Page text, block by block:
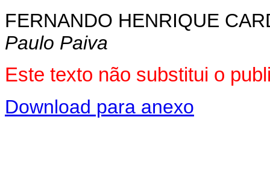
FERNANDO HENRIQUE
Paulo Paiva
Este texto não substitui o
Download para anexo